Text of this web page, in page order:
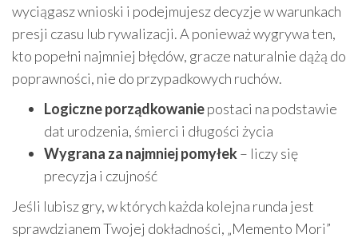
wyciągasz wnioski i podejmujesz decyzje w warunkach
presji czasu lub rywalizacji. A ponieważ wygrywa ten,
kto popełni najmniej błędów, gracze naturalnie dążą do
poprawności, nie do przypadkowych ruchów.
Logiczne porządkowaniepostaci na podstawie
dat urodzenia, śmierci i długości życia
Wygrana za najmniej pomyłek– liczy się
precyzja i czujność
Jeśli lubisz gry, w których każda kolejna runda jest
sprawdzianem Twojej dokładności, „Memento Mori”